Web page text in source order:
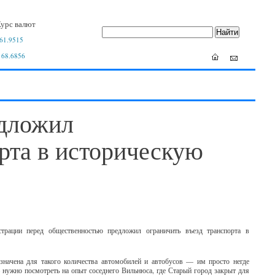
валют
в историческую
перед общественностью предложил ограничить въезд транспорта в
для такого количества автомобилей и автобусов — им просто негде
посмотреть на опыт соседнего Вильнюса, где Старый город закрыт для